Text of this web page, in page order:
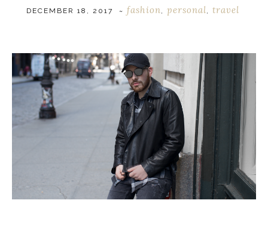
DECEMBER 18, 2017 ~ fashion, personal, travel